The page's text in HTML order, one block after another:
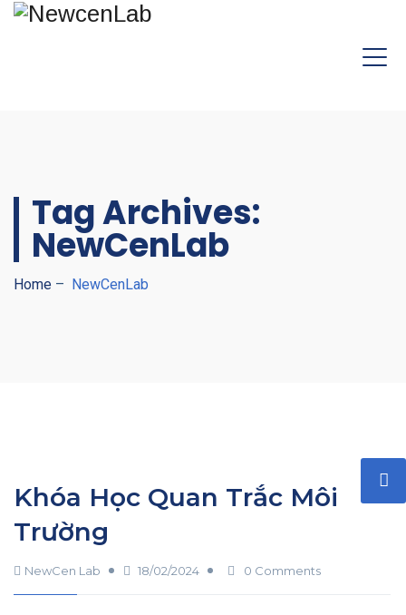
Tag Archives:
NewCenLab
Home – NewCenLab
Khóa Học Quan Trắc Môi
Trường
NewCen Lab 18/02/2024 0 Comments